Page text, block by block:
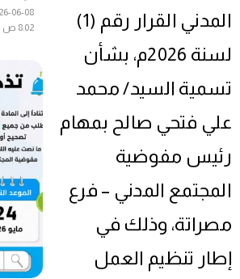
المدني القرار رقم (1)
لسنة 2026م، بشأن
تسمية السيد/ محمد
علي فتحي صالح بمهام
رئيس مفوضية
المجتمع المدني – فرع
مصراتة، وذلك في
إطار تنظيم العمل
06-08
8:02 ص